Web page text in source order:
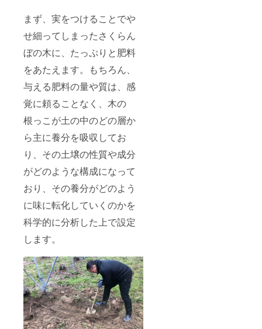
まず、実をつけることでや
せ細ってしまったさくらん
ぼの木に、たっぷりと肥料
をあたえます。もちろん、
与える肥料の量や質は、感
覚に頼ることなく、木の
根っこが土の中のどの層か
ら主に養分を吸収してお
り、その土壌の性質や成分
がどのような構成になって
おり、その養分がどのよう
に味に転化していくのかを
科学的に分析した上で設定
します。